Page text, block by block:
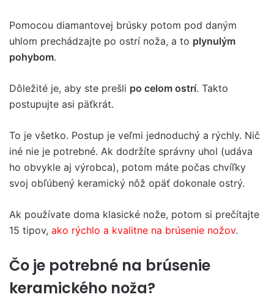
Pomocou diamantovej brúsky potom pod daným
uhlom prechádzajte po ostrí noža, a to plynulým
pohybom.
Dôležité je, aby ste prešli po celom ostrí. Takto
postupujte asi päťkrát.
To je všetko. Postup je veľmi jednoduchý a rýchly. Nič
iné nie je potrebné. Ak dodržíte správny uhol (udáva
ho obvykle aj výrobca), potom máte počas chvíľky
svoj obľúbený keramický nôž opäť dokonale ostrý.
Ak používate doma klasické nože, potom si prečítajte
15 tipov, ako rýchlo a kvalitne na brúsenie nožov.
Čo je potrebné na brúsenie
keramického noža?